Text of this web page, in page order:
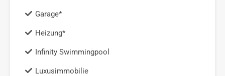
Garage*
Heizung*
Infinity Swimmingpool
Luxusimmobilie